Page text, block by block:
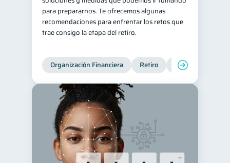
para prepararnos. Te ofrecemos algunas
recomendaciones para enfrentar los retos que
trae consigo la etapa del retiro.
Organización Financiera Retiro Cuenta